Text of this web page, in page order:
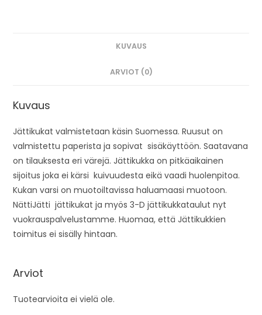
KUVAUS
ARVIOT (0)
Kuvaus
Jättikukat valmistetaan käsin Suomessa. Ruusut on
valmistettu paperista ja sopivat sisäkäyttöön. Saatavana
on tilauksesta eri värejä. Jättikukka on pitkäaikainen
sijoitus joka ei kärsi kuivuudesta eikä vaadi huolenpitoa.
Kukan varsi on muotoiltavissa haluamaasi muotoon.
NättiJätti jättikukat ja myös 3-D jättikukkataulut nyt
vuokrauspalvelustamme. Huomaa, että Jättikukkien
toimitus ei sisälly hintaan.
Arviot
Tuotearvioita ei vielä ole.